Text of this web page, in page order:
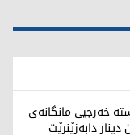
خەرجیی مانگانەی